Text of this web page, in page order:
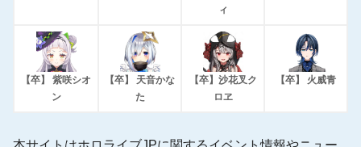
ィ
【卒】 紫咲シオ
ン
【卒】 天音かな
た
【卒】沙花叉ク
ロヱ
【卒】 火威青